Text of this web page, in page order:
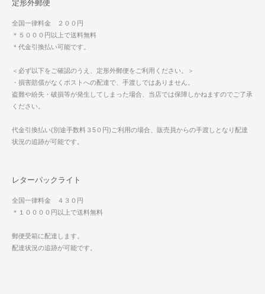
定形外郵便
全国一律料金 ２００円
＊５０００円以上で送料無料
＊代金引換払い可能です。
＜必ず以下をご確認のうえ、定形外郵便をご利用ください。＞
・損害賠償がなくポストへの配達で、手渡しではありません。
盗難や紛失・破損等が発生してしまった場合、当店では保障しかねますのでご了承
ください。
代金引換払い(別途手数料３5０円)ご利用の場合、販売員からの手渡しとなり配達
状況の追跡が可能です。
レターパックライト
全国一律料金 ４３０円
＊１００００円以上で送料無料
郵便受箱に配達します。
配達状況の追跡が可能です。